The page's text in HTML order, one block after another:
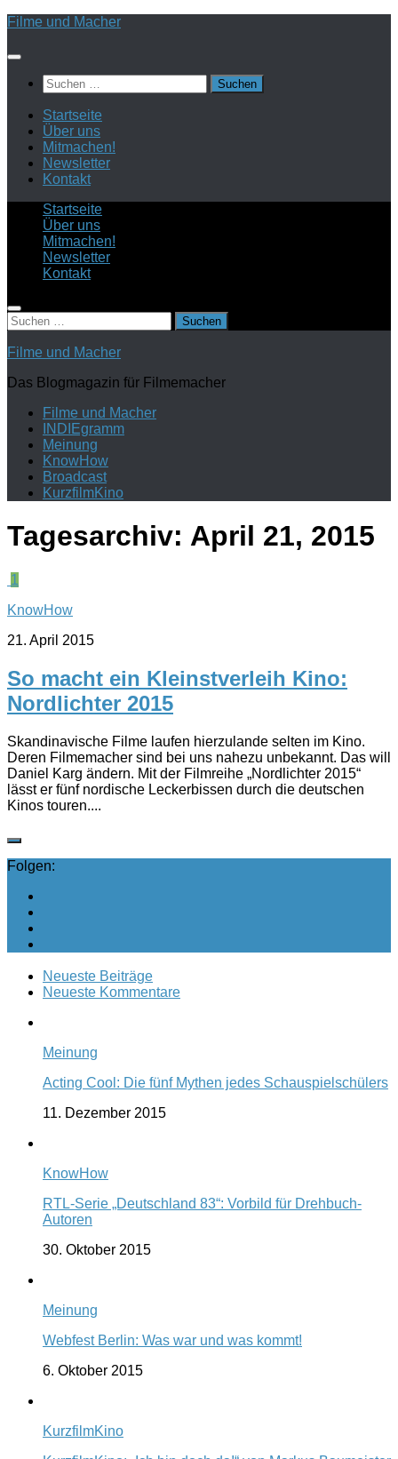
Zum
springen
Filme und Macher
Suchen
nach:
Startseite
Über uns
Mitmachen!
Newsletter
Kontakt
Startseite
Über uns
Mitmachen!
Newsletter
Kontakt
Suchen
nach:
Filme und Macher
Das Blogmagazin für Filmemacher
Filme und Macher
INDIEgramm
Meinung
KnowHow
Broadcast
KurzfilmKino
Tagesarchiv: April 21, 2015
1
KnowHow
21. April 2015
So macht ein Kleinstverleih Kino:
Nordlichter 2015
Skandinavische Filme laufen hierzulande selten im Kino.
Deren Filmemacher sind bei uns nahezu unbekannt. Das will
Daniel Karg ändern. Mit der Filmreihe „Nordlichter 2015“
lässt er fünf nordische Leckerbissen durch die deutschen
Kinos touren....
Folgen:
Neueste Beiträge
Neueste Kommentare
Meinung
Acting Cool: Die fünf Mythen jedes Schauspielschülers
11. Dezember 2015
KnowHow
RTL-Serie „Deutschland 83“: Vorbild für Drehbuch-
Autoren
30. Oktober 2015
Meinung
Webfest Berlin: Was war und was kommt!
6. Oktober 2015
KurzfilmKino